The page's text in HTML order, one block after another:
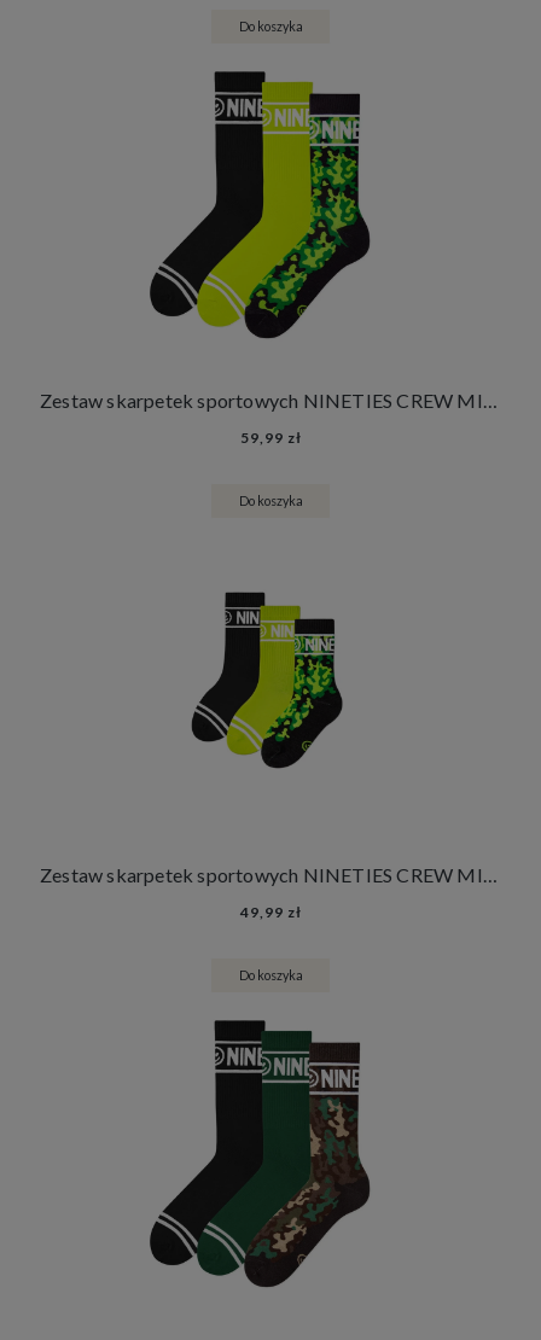
Do koszyka
Zestaw skarpetek sportowych NINETIES CREW MILITARY FOREST 3 PACK
59,99 zł
Do koszyka
Zestaw skarpetek sportowych NINETIES CREW MILITARY FOREST KIDS 3 PACK
49,99 zł
Do koszyka